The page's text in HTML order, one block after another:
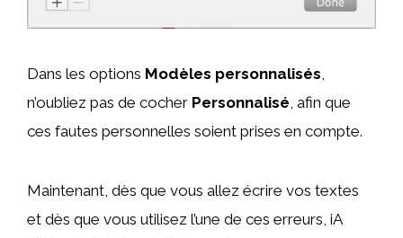
Dans les options Modèles personnalisés,
n’oubliez pas de cocher Personnalisé, afin que
ces fautes personnelles soient prises en compte.
Maintenant, dès que vous allez écrire vos textes
et dès que vous utilisez l’une de ces erreurs, iA